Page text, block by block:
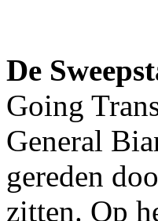
De
Going
General
gereden
zitten. Op